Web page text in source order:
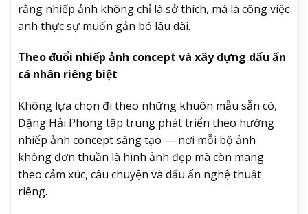
rằng nhiếp ảnh không chỉ là sở thích, mà là công việc
anh thực sự muốn gắn bó lâu dài.
Theo đuổi nhiếp ảnh concept và xây dựng dấu ấn
cá nhân riêng biệt
Không lựa chọn đi theo những khuôn mẫu sẵn có,
Đặng Hải Phong tập trung phát triển theo hướng
nhiếp ảnh concept sáng tạo — nơi mỗi bộ ảnh
không đơn thuần là hình ảnh đẹp mà còn mang
theo cảm xúc, câu chuyện và dấu ấn nghệ thuật
riêng.